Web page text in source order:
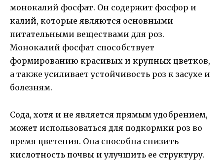
монокалий фосфат. Он содержит фосфор и
калий, которые являются основными
питательными веществами для роз.
Монокалий фосфат способствует
формированию красивых и крупных цветков,
а также усиливает устойчивость роз к засухе и
болезням.
Сода, хотя и не является прямым удобрением,
может использоваться для подкормки роз во
время цветения. Она способна снизить
кислотность почвы и улучшить ее структуру.